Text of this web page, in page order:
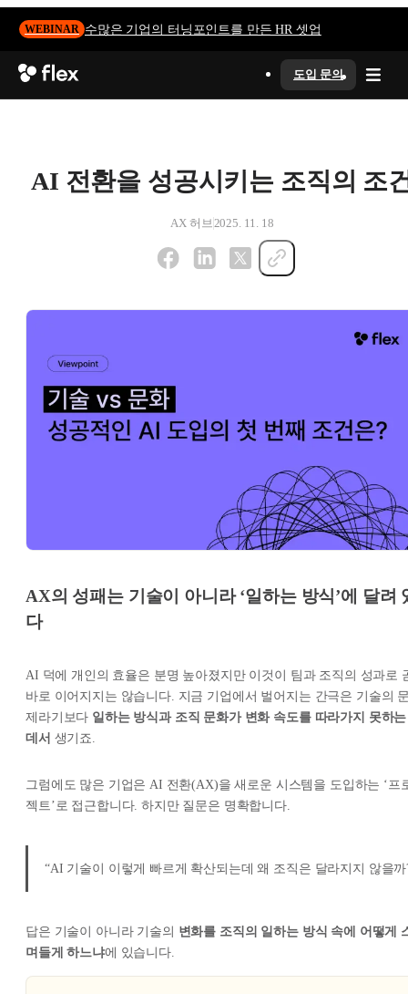
WEBINAR 수많은 기업의 터닝포인트를 만든 HR 셋업
도입 문의
AI 전환을 성공시키는 조직의 조
AX 허브 2025. 11. 18
AX의 성패는 기술이 아니라 ‘일하는 방식’에 달려
다
AI 덕에 개인의 효율은 분명 높아졌지만 이것이 팀과 조직의 성과로
바로 이어지지는 않습니다. 지금 기업에서 벌어지는 간극은 기술의
제라기보다 일하는 방식과 조직 문화가 변화 속도를 따라가지 못하는
데서 생기죠.
그럼에도 많은 기업은 AI 전환(AX)을 새로운 시스템을 도입하는 ‘프
젝트’로 접근합니다. 하지만 질문은 명확합니다.
“AI 기술이 이렇게 빠르게 확산되는데 왜 조직은 달라지지 않을까
답은 기술이 아니라 기술의 변화를 조직의 일하는 방식 속에 어떻게
며들게 하느냐에 있습니다.